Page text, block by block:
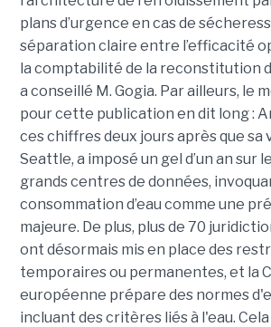
plans d’urgence en cas de
séparation claire entre l’efficacité
la comptabilité de la reconstitution
a conseillé M. Gogia. Par ailleurs, le
pour cette publication en dit long :
ces chiffres deux jours après que sa
Seattle, a imposé un gel d’un an sur
grands centres de données,
consommation d’eau comme une
majeure. De plus, plus de 70
ont désormais mis en place des
temporaires ou permanentes, et la
européenne prépare des normes
incluant des critères liés à l'eau.